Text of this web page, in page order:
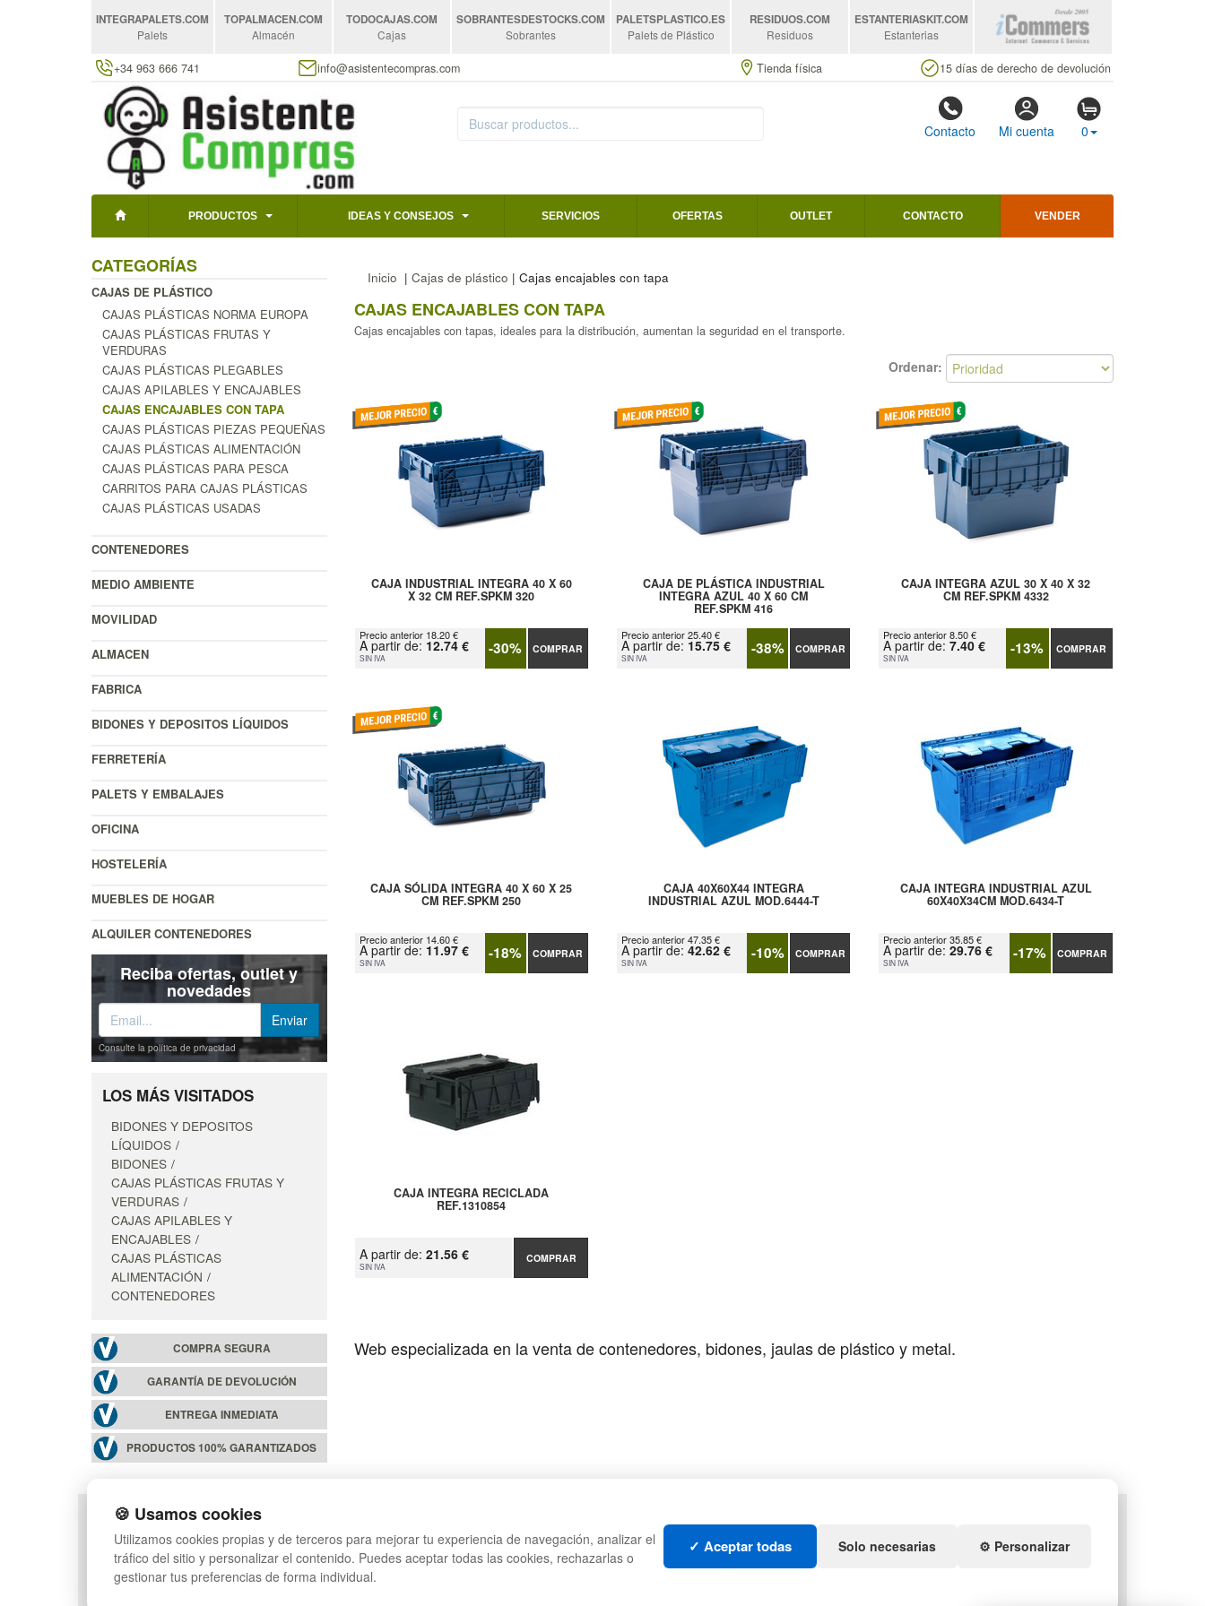
INTEGRAPALETS.COM
Palets
TOPALMACEN.COM
Almacén
TODOCAJAS.COM
Cajas
SOBRANTESDESTOCKS.COM
Sobrantes
PALETSPLASTICO.ES
Palets de Plástico
RESIDUOS.COM
Residuos
ESTANTERIASKIT.COM
Estanterias
+34 963 666 741 info@asistentecompras.com Tienda física 15 días de derecho de devolución
Contacto Mi cuenta 0
PRODUCTOS IDEAS Y CONSEJOS SERVICIOS OFERTAS OUTLET CONTACTO VENDER
CATEGORÍAS
CAJAS DE PLÁSTICO
CAJAS PLÁSTICAS NORMA EUROPA
CAJAS PLÁSTICAS FRUTAS Y
VERDURAS
CAJAS PLÁSTICAS PLEGABLES
CAJAS APILABLES Y ENCAJABLES
CAJAS ENCAJABLES CON TAPA
CAJAS PLÁSTICAS PIEZAS PEQUEÑAS
CAJAS PLÁSTICAS ALIMENTACIÓN
CAJAS PLÁSTICAS PARA PESCA
CARRITOS PARA CAJAS PLÁSTICAS
CAJAS PLÁSTICAS USADAS
CONTENEDORES
MEDIO AMBIENTE
MOVILIDAD
ALMACEN
FABRICA
BIDONES Y DEPOSITOS LÍQUIDOS
FERRETERÍA
PALETS Y EMBALAJES
OFICINA
HOSTELERÍA
MUEBLES DE HOGAR
ALQUILER CONTENEDORES
Reciba ofertas, outlet y
novedades
Consulte la política de privacidad
LOS MÁS VISITADOS
BIDONES Y DEPOSITOS
LÍQUIDOS
BIDONES
CAJAS PLÁSTICAS FRUTAS Y
VERDURAS
CAJAS APILABLES Y
ENCAJABLES
CAJAS PLÁSTICAS
ALIMENTACIÓN
CONTENEDORES
COMPRA SEGURA
GARANTÍA DE DEVOLUCIÓN
ENTREGA INMEDIATA
PRODUCTOS 100% GARANTIZADOS
Inicio | Cajas de plástico | Cajas encajables con tapa
CAJAS ENCAJABLES CON TAPA
Cajas encajables con tapas, ideales para la distribución, aumentan la seguridad en el transporte.
Ordenar:
CAJA INDUSTRIAL INTEGRA 40 X 60
X 32 CM REF.SPKM 320
Precio anterior 18.20 €
A partir de: 12.74 €
SIN IVA -30% COMPRAR
CAJA DE PLÁSTICA INDUSTRIAL
INTEGRA AZUL 40 X 60 CM
REF.SPKM 416
Precio anterior 25.40 €
A partir de: 15.75 €
SIN IVA -38% COMPRAR
CAJA INTEGRA AZUL 30 X 40 X 32
CM REF.SPKM 4332
Precio anterior 8.50 €
A partir de:7.40 €
SIN IVA -13% COMPRAR
CAJA SÓLIDA INTEGRA 40 X 60 X 25
CM REF.SPKM 250
Precio anterior 14.60 €
A partir de: 11.97 €
SIN IVA -18% COMPRAR
CAJA 40X60X44 INTEGRA
INDUSTRIAL AZUL MOD.6444-T
Precio anterior 47.35 €
A partir de: 42.62 €
SIN IVA -10% COMPRAR
CAJA INTEGRA INDUSTRIAL AZUL
60X40X34CM MOD.6434-T
Precio anterior 35.85 €
A partir de:29.76 €
SIN IVA -17% COMPRAR
CAJA INTEGRA RECICLADA
REF.1310854
A partir de: 21.56 €
SIN IVA
COMPRAR
Web especializada en la venta de contenedores, bidones, jaulas de plástico y metal.
POLÍTICA DE PRIVACIDAD
CONDICIONES DE USO
CAMBIOS Y DEVOLUCIONES
CONTACTO
PREGUNTAS FRECUENTES
INGRESA A TU CUENTA
ESTANTERÍAS
MANUTENCIÓN
PALETS
CONTENEDORES DE PLÁSTICO
LIQUIDACIÓN Y SOBRANTES
ARTÍCULOS DE NATACIÓN
🍪 Usamos cookies
Utilizamos cookies propias y de terceros para mejorar tu experiencia de navegación, analizar el
tráfico del sitio y personalizar el contenido. Puedes aceptar todas las cookies, rechazarlas o
gestionar tus preferencias de forma individual.
✓ Aceptar todas Solo necesarias ⚙️ Personalizar